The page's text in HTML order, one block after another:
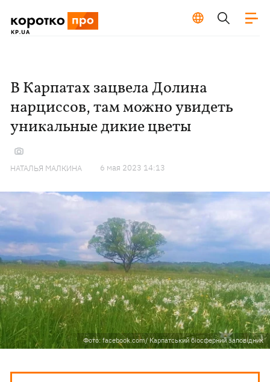
В Карпатах зацвела Долина
нарциссов, там можно увидеть
уникальные дикие цветы
НАТАЛЬЯ МАЛКИНА 6 мая 2023 14:13
Фото: facebook.com/ Карпатський біосферний заповідник